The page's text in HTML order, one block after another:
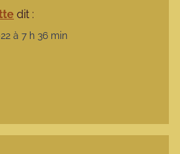
dit :
à 7 h 36 min